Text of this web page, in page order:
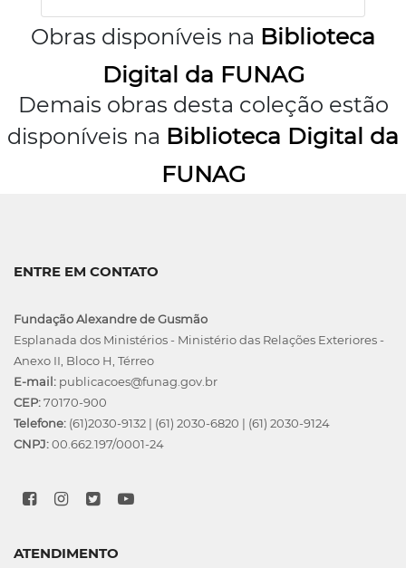
Obras disponíveis na Biblioteca
Digital da FUNAG
Demais obras desta coleção estão
disponíveis na Biblioteca Digital da
FUNAG
ENTRE EM CONTATO
Fundação Alexandre de Gusmão
Esplanada dos Ministérios - Ministério das Relações Exteriores -
Anexo II, Bloco H, Térreo
E-mail: publicacoes@funag.gov.br
CEP:70170-900
Telefone: (61)2030-9132 | (61) 2030-6820 | (61) 2030-9124
CNPJ:00.662.197/0001-24
ATENDIMENTO